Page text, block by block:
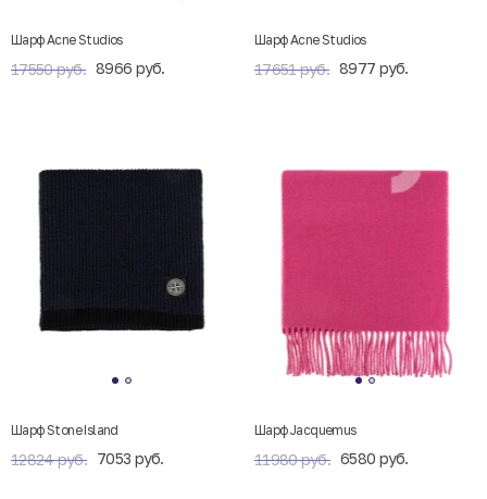
Шарф Acne Studios
17550 руб. 8966 руб.
Шарф Acne Studios
17651 руб. 8977 руб.
Шарф Stone Island
12824 руб. 7053 руб.
Шарф Jacquemus
11980 руб. 6580 руб.